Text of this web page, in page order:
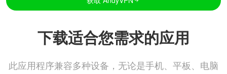
下载适合您需求的应用
此应用程序兼容多种设备，无论是手机、平板、电脑